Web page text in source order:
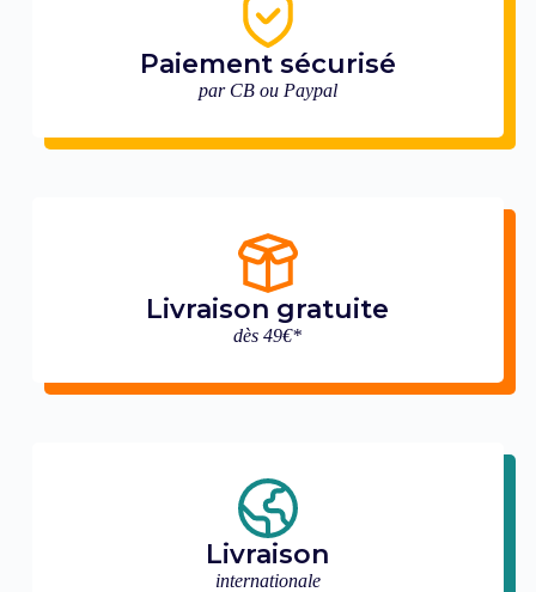
Paiement sécurisé
par CB ou Paypal
Livraison gratuite
dès 49€*
Livraison
internationale